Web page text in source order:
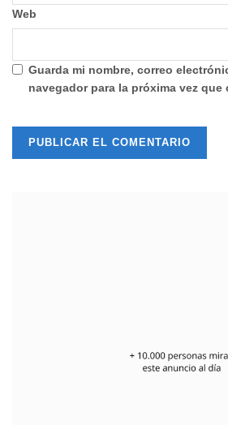
Web
Guarda mi nombre, correo
navegador para la próxima vez que